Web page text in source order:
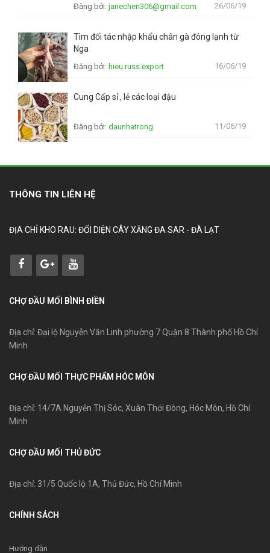
Đăng bởi: janechen306@gmail.com 26/06/19
Tìm đối tác nhập khẩu chân gà đông lạnh từ
Nga
Đăng bởi: hieu.russ.export 16/06/19
Cung Cấp sỉ , lẻ các loại đậu
Đăng bởi: daunhatrong 11/06/19
THÔNG TIN LIÊN HỆ
ĐỊA CHỈ KHO RAU: ĐỐI DIỆN CÂY XĂNG ĐA SAR - ĐÀ LẠT
CHỢ ĐẦU MỐI BÌNH ĐIỀN
Địa chỉ: Đại lộ Nguyễn Văn Linh phường 7 Quận 8 Thành phố Hồ Chí
Minh
CHỢ ĐẦU MỐI THỰC PHẨM HÓC MÔN
Địa chỉ: 14/7A Nguyễn Thị Sóc, Xuân Thới Đông, Hóc Môn, Hồ Chí
Minh
CHỢ ĐẦU MỐI THỦ ĐỨC
Địa chỉ: 31/5 Quốc lộ 1A, Thủ Đức, Hồ Chí Minh
CHÍNH SÁCH
Hướng dẫn